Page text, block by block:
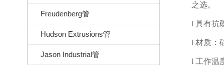
Freudenberg管
Hudson Extrusions管
Jason Industrial管
之选。
l 具有抗
l 材质：
l 工作温